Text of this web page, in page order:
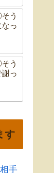
う
っ
う
っ
す
手